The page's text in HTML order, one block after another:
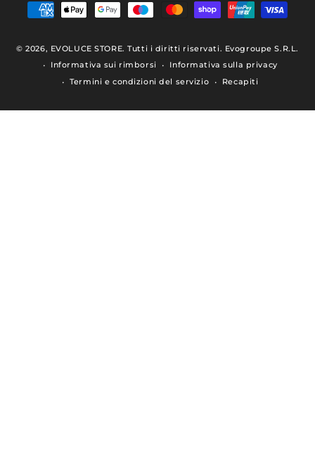
© 2026, EVOLUCE STORE. Tutti i diritti riservati. Evogroupe S.R.L.
Informativa sui rimborsi
Informativa sulla privacy
Termini e condizioni del servizio
Recapiti
Modalità
pagamento